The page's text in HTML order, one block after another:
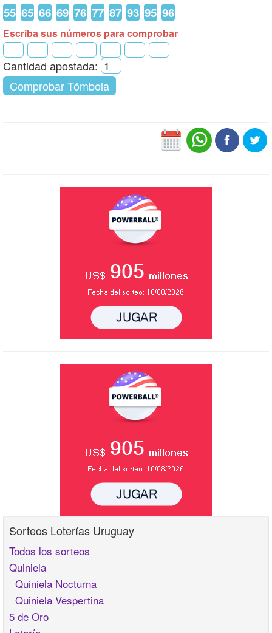
55 65 66 69 76 77 87 93 95 96
Escriba sus números para comprobar
Cantidad apostada:
Comprobar Tómbola
Sorteos Loterías Uruguay
Todos los sorteos
Quiniela
Quiniela Nocturna
Quiniela Vespertina
5 de Oro